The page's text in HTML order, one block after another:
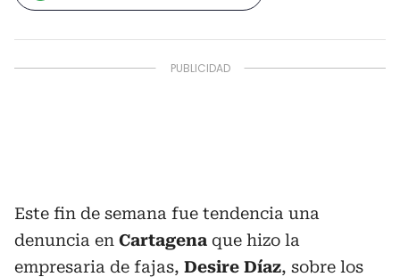
Este fin de semana fue tendencia una
denuncia en Cartagena que hizo la
empresaria de fajas, Desire Díaz, sobre los